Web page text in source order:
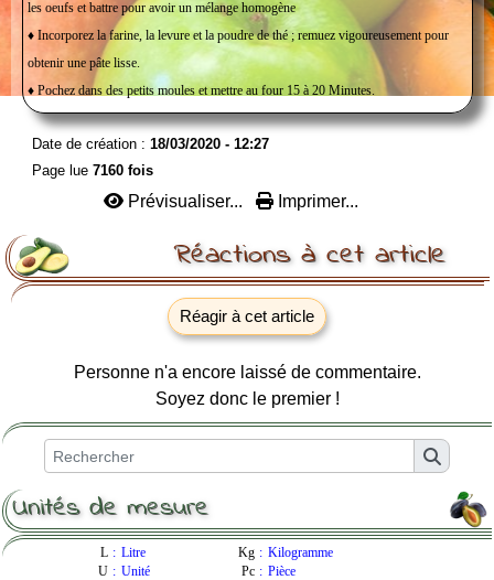
Unités de mesure
L : Litre Kg : Kilogramme
U : Unité Pc : Pièce
les oeufs et battre pour avoir un mélange homogène
♦ Incorporez la farine, la levure et la poudre de thé ; remuez vigoureusement pour
obtenir une pâte lisse.
♦ Pochez dans des petits moules et mettre au four 15 à 20 Minutes.
Date de création : 18/03/2020 - 12:27
Page lue 7160 fois
Prévisualiser... Imprimer...
Réactions à cet article
Réagir à cet article
Personne n'a encore laissé de commentaire.
Soyez donc le premier !